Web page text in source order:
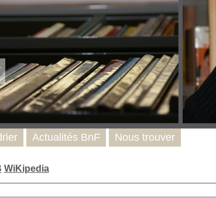
WiKipedia
Actualités BnF Nous trouver